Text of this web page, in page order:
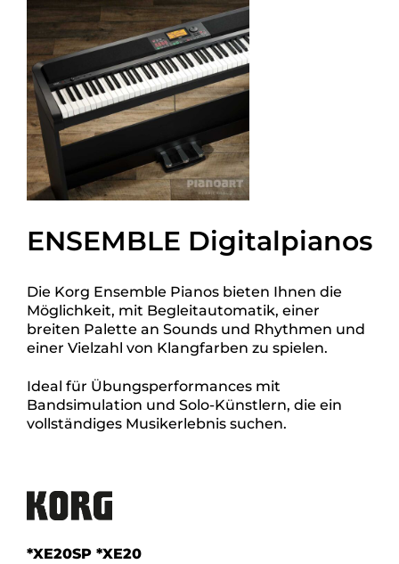
ENSEMBLE Digitalpianos
Die Korg Ensemble Pianos bieten Ihnen die
Möglichkeit, mit Begleitautomatik, einer
breiten Palette an Sounds und Rhythmen und
einer Vielzahl von Klangfarben zu spielen.
Ideal für Übungsperformances mit
Bandsimulation und Solo-Künstlern, die ein
vollständiges Musikerlebnis suchen.
*XE20SP *XE20